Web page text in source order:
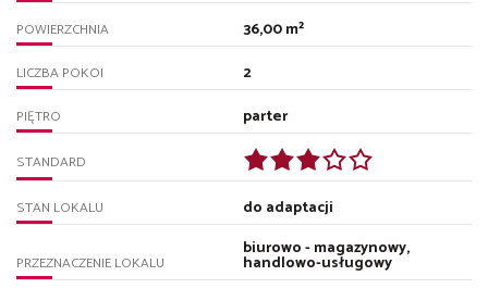
POWIERZCHNIA 36,00 m²
LICZBA POKOI 2
PIĘTRO parter
STANDARD
STAN LOKALU do adaptacji
PRZEZNACZENIE LOKALU
biurowo - magazynowy,
handlowo-usługowy